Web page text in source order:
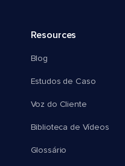
Resources
Blog
Estudos de Caso
Voz do Cliente
Biblioteca de Vídeos
Glossário